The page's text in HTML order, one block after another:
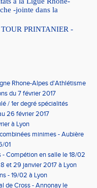
-jointe dans la
PRINTANIER -
Rhone-Alpes d'Athlétisme
du 7 février 2017
/ 1er degré spécialités
26 février 2017
à Lyon
minimes - Aubière
01
Compétion en salle le 18/02
et 29 janvier 2017 à Lyon
- 19/02 à Lyon
de Cross - Annonay le